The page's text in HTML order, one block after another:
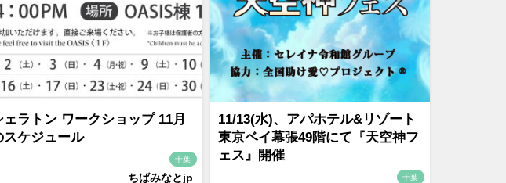
ェラトン ワークショップ 11月
スケジュール
千葉
ちばみなとjp
11/13(水)、アパホテル&リゾート
東京ベイ幕張49階にて『天空神フ
ェス』開催
千葉